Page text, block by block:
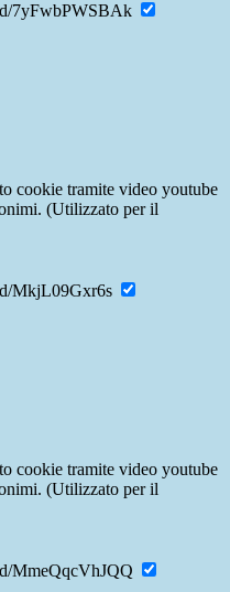
7yFwbPWSBAk
cookie tramite video youtube
(Utilizzato per il
MkjL09Gxr6s
cookie tramite video youtube
(Utilizzato per il
MmeQqcVhJQQ